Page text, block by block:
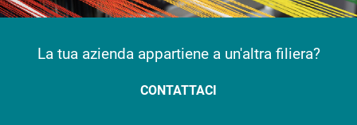
La tua azienda appartiene a un'altra filiera?
CONTATTACI